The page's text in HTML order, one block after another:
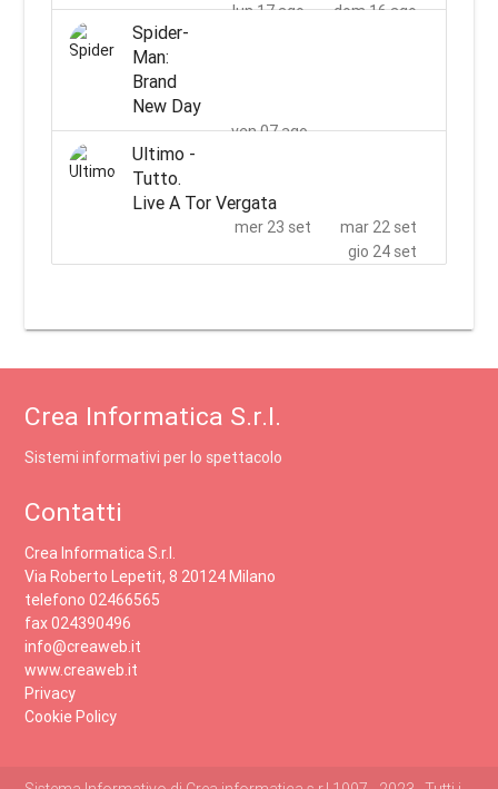
dom 16 ago
lun 17 ago
mer 26 ago
Spider-
Man:
Brand
New Day
ven 07 ago
Ultimo -
Tutto.
Live A Tor Vergata
mar 22 set
mer 23 set
gio 24 set
Crea Informatica S.r.l.
Sistemi informativi per lo spettacolo
Contatti
Crea Informatica S.r.l.
Via Roberto Lepetit, 8 20124 Milano
telefono 02466565
fax 024390496
info@creaweb.it
www.creaweb.it
Privacy
Cookie Policy